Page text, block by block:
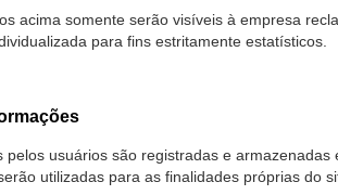
acima somente serão visíveis à empresa
para fins estritamente estatísticos.
pelos usuários são registradas e
utilizadas para as finalidades próprias do